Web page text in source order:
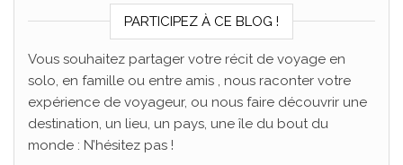
PARTICIPEZ À CE BLOG !
Vous souhaitez partager votre récit de voyage en
solo, en famille ou entre amis , nous raconter votre
expérience de voyageur, ou nous faire découvrir une
destination, un lieu, un pays, une île du bout du
monde : N’hésitez pas !